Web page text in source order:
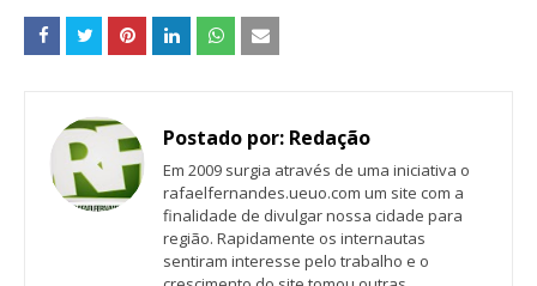
Postado por: Redação
Em 2009 surgia através de uma iniciativa o
rafaelfernandes.ueuo.com um site com a
finalidade de divulgar nossa cidade para
região. Rapidamente os internautas
sentiram interesse pelo trabalho e o